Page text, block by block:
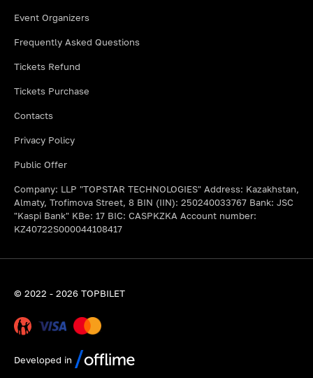
Event Organizers
Frequently Asked Questions
Tickets Refund
Tickets Purchase
Contacts
Privacy Policy
Public Offer
Company: LLP "TOPSTAR TECHNOLOGIES" Address: Kazakhstan,
Almaty, Trofimova Street, 8 BIN (IIN): 250240033767 Bank: JSC
"Kaspi Bank" KBe: 17 BIC: CASPKZKA Account number:
KZ40722S000044108417
© 2022 - 2026 TOPBILET
Developed in